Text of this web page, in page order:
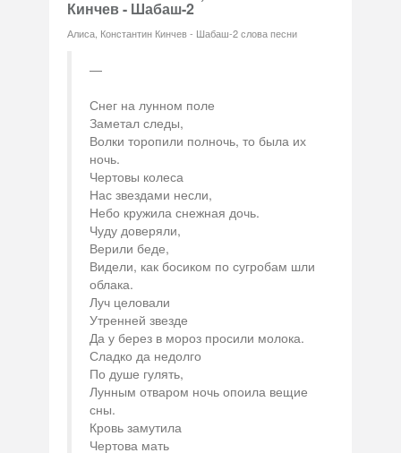
Кинчев - Шабаш-2
Алиса, Константин Кинчев - Шабаш-2 слова песни
Снег на лунном поле
Заметал следы,
Волки торопили полночь, то была их
ночь.
Чертовы колеса
Нас звездами несли,
Небо кружила снежная дочь.
Чуду доверяли,
Верили беде,
Видели, как босиком по сугробам шли
облака.
Луч целовали
Утренней звезде
Да у берез в мороз просили молока.
Сладко да недолго
По душе гулять,
Лунным отваром ночь опоила вещие
сны.
Кровь замутила
Чертова мать